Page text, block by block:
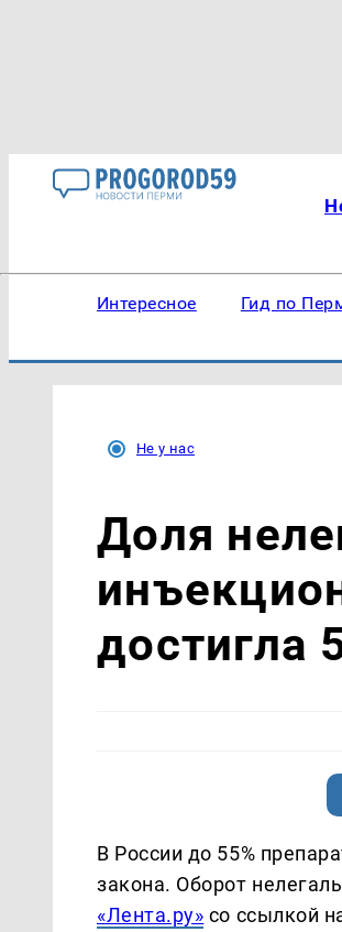
Интересное Гид по
Не у нас
Доля
достигла
В России до 55%
закона. Оборот
«Лента.ру» со ссылкой